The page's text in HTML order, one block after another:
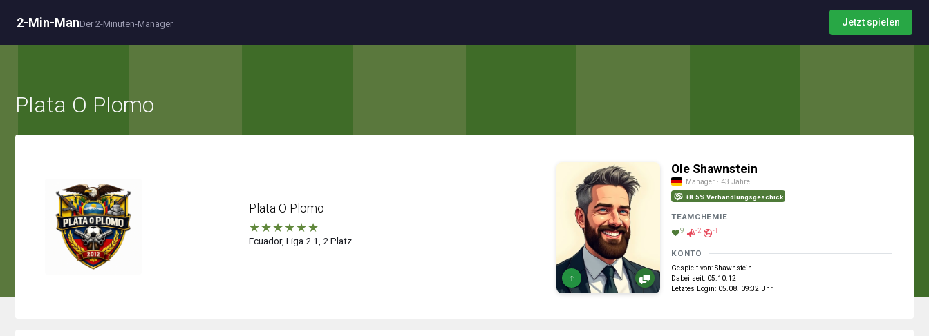
2-Min-ManDer 2-Minuten-Manager Jetzt spielen
Plata O Plomo
Plata O Plomo
★★★★★★
Ecuador, Liga 2.1, 2.Platz
↑
Ole Shawnstein
Manager · 43 Jahre
+8.5% Verhandlungsgeschick
TEAMCHEMIE
9 -2 -1
KONTO
Gespielt von: Shawnstein
Dabei seit: 05.10.12
Letztes Login: 05.08. 09:32 Uhr